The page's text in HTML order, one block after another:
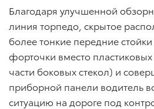
Благодаря улучшенной
линия торпедо, скрытое
более тонкие передние
форточки вместо
части боковых стекол) и
приборной панели водитель
ситуацию на дороге под